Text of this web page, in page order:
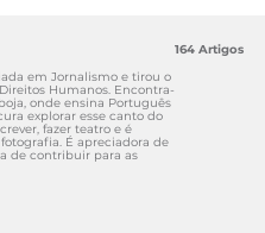
em Jornalismo e tirou o
Humanos. Encontra-
onde ensina Português
explorar esse canto do
fazer teatro e é
É apreciadora de
de contribuir para as
164 Artigos